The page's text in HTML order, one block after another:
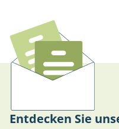
Entdecken Sie